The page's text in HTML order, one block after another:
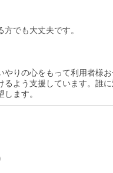
でも大丈夫です。
やりの心をもって利用者様お
よう支援しています。誰に
ます。